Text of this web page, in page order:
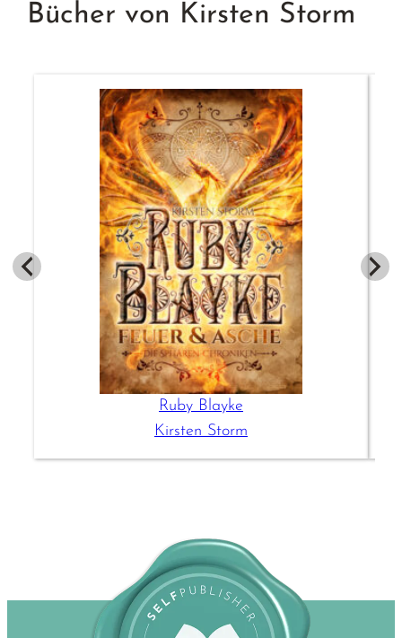
Bücher von Kirsten Storm
Ruby Blayke
Kirsten Storm